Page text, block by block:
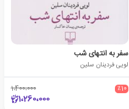
سفر به انتهای شب
لویی فردینان سلین
٪10 1،400،000
1،260،000